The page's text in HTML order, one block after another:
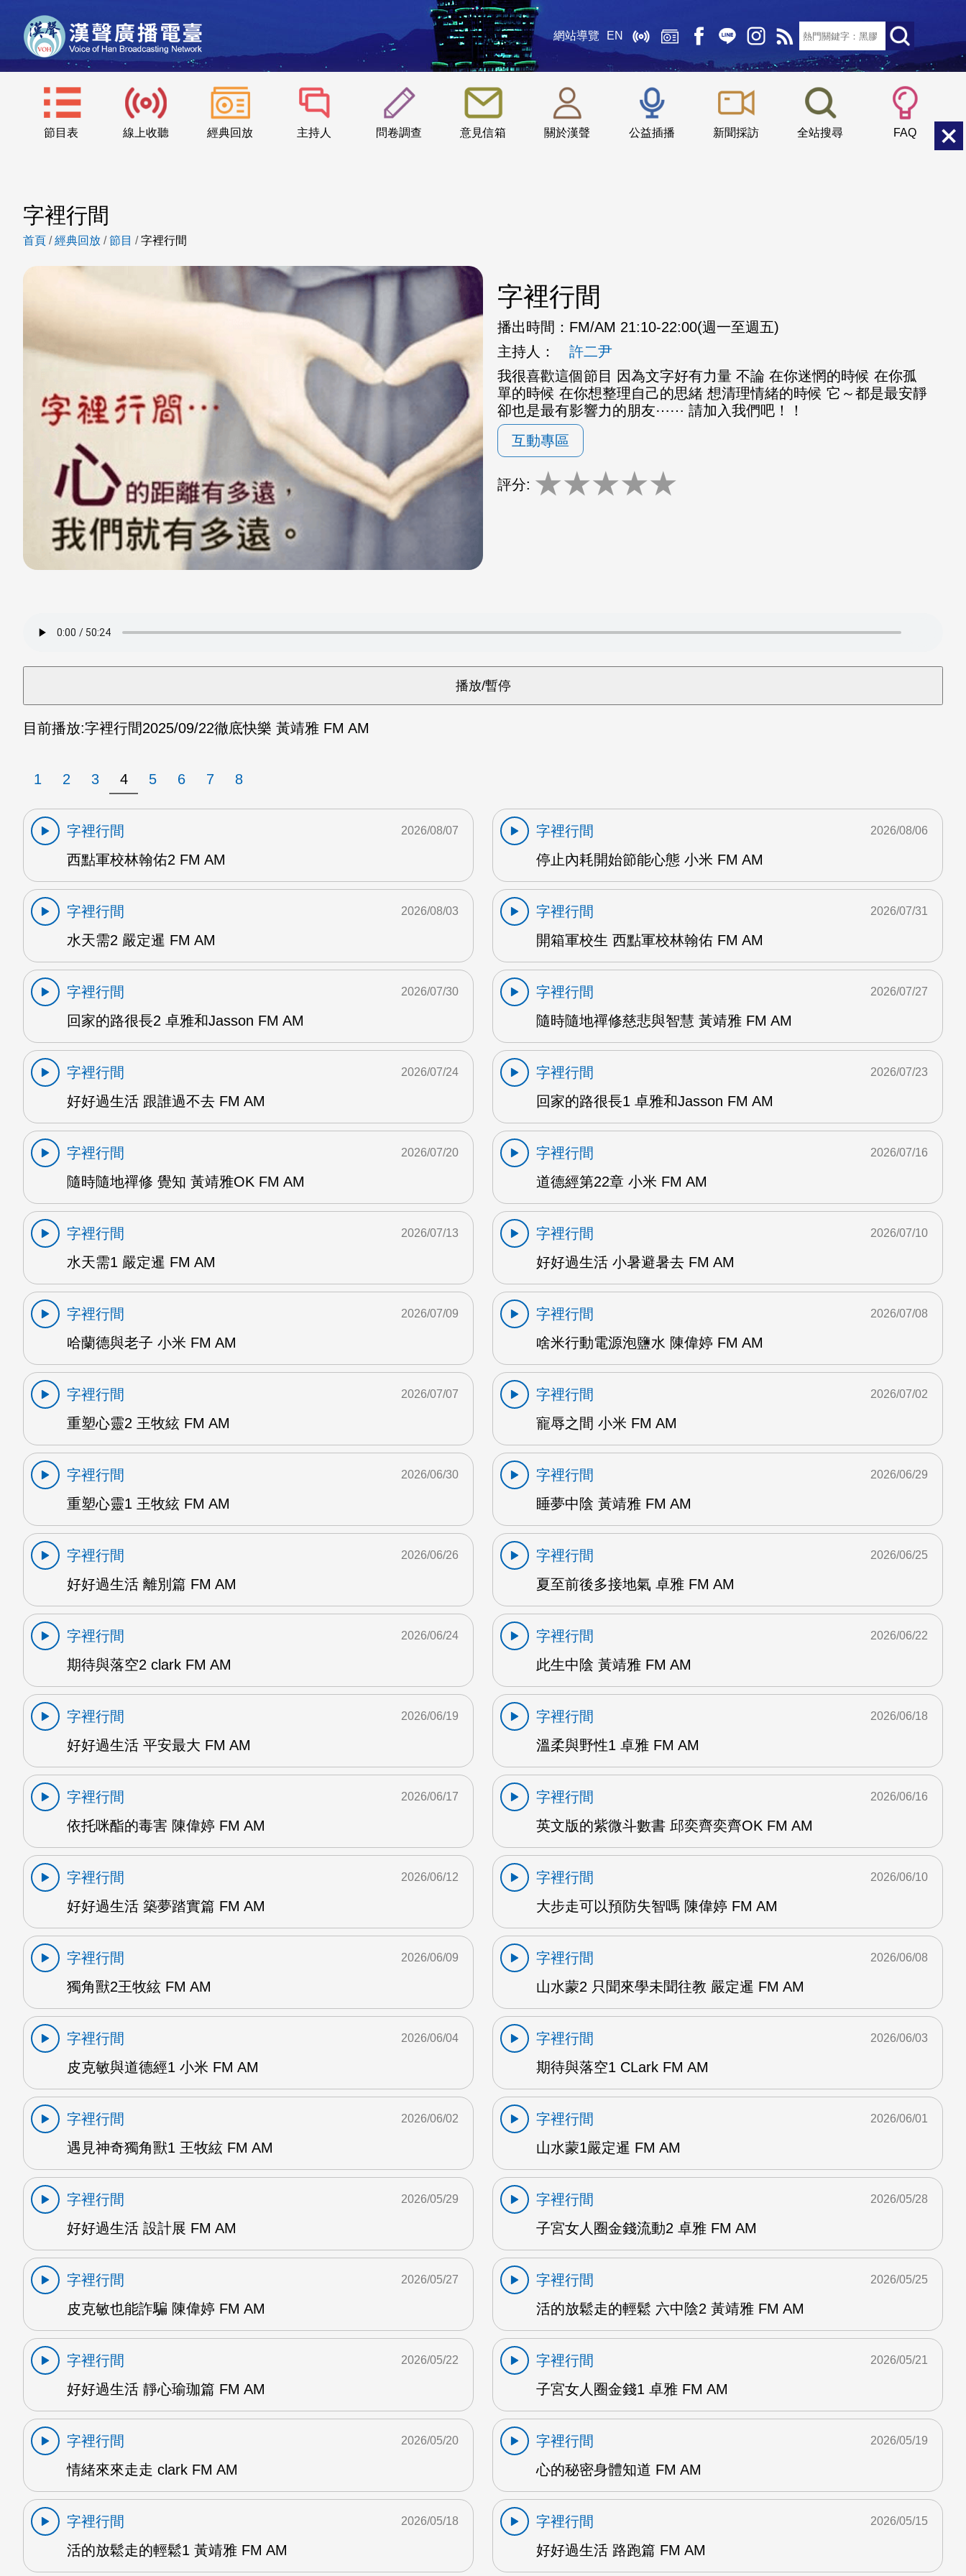
網站導覽 EN
節目表 線上收聽 經典回放 主持人 問卷調查 意見信箱 關於漢聲 公益插播 新聞採訪 全站搜尋 FAQ
::: 小 中
字裡行間
首頁 /經典回放 /節目 /字裡行間
字裡行間
播出時間： FM/AM 21:10-22:00(週一至週五)
主持人：
許二尹
我很喜歡這個節目 因為文字好有力量 不論 在你迷惘的時候 在你孤
單的時候 在你想整理自己的思緒 想清理情緒的時候 它～都是最安靜
卻也是最有影響力的朋友⋯⋯ 請加入我們吧！！
互動專區
評分: ★★★★★
目前播放:字裡行間2025/09/22徹底快樂 黃靖雅 FM AM
1 2 3 4 5 6 7 8
字裡行間
西點軍校林翰佑2 FM AM
2026/08/07
字裡行間
停止內耗開始節能心態 小米 FM AM
2026/08/06
字裡行間
水天需2 嚴定暹 FM AM
2026/08/03
字裡行間
開箱軍校生 西點軍校林翰佑 FM AM
2026/07/31
字裡行間
回家的路很長2 卓雅和Jasson FM AM
2026/07/30
字裡行間
隨時隨地禪修慈悲與智慧 黃靖雅 FM AM
2026/07/27
字裡行間
好好過生活 跟誰過不去 FM AM
2026/07/24
字裡行間
回家的路很長1 卓雅和Jasson FM AM
2026/07/23
字裡行間
隨時隨地禪修 覺知 黃靖雅OK FM AM
2026/07/20
字裡行間
道德經第22章 小米 FM AM
2026/07/16
字裡行間
水天需1 嚴定暹 FM AM
2026/07/13
字裡行間
好好過生活 小暑避暑去 FM AM
2026/07/10
字裡行間
哈蘭德與老子 小米 FM AM
2026/07/09
字裡行間
啥米行動電源泡鹽水 陳偉婷 FM AM
2026/07/08
字裡行間
重塑心靈2 王牧絃 FM AM
2026/07/07
字裡行間
寵辱之間 小米 FM AM
2026/07/02
字裡行間
重塑心靈1 王牧絃 FM AM
2026/06/30
字裡行間
睡夢中陰 黃靖雅 FM AM
2026/06/29
字裡行間
好好過生活 離別篇 FM AM
2026/06/26
字裡行間
夏至前後多接地氣 卓雅 FM AM
2026/06/25
字裡行間
期待與落空2 clark FM AM
2026/06/24
字裡行間
此生中陰 黃靖雅 FM AM
2026/06/22
字裡行間
好好過生活 平安最大 FM AM
2026/06/19
字裡行間
溫柔與野性1 卓雅 FM AM
2026/06/18
字裡行間
依托咪酯的毒害 陳偉婷 FM AM
2026/06/17
字裡行間
英文版的紫微斗數書 邱奕齊奕齊OK FM AM
2026/06/16
字裡行間
好好過生活 築夢踏實篇 FM AM
2026/06/12
字裡行間
大步走可以預防失智嗎 陳偉婷 FM AM
2026/06/10
字裡行間
獨角獸2王牧絃 FM AM
2026/06/09
字裡行間
山水蒙2 只聞來學未聞往教 嚴定暹 FM AM
2026/06/08
字裡行間
皮克敏與道德經1 小米 FM AM
2026/06/04
字裡行間
期待與落空1 CLark FM AM
2026/06/03
字裡行間
遇見神奇獨角獸1 王牧絃 FM AM
2026/06/02
字裡行間
山水蒙1嚴定暹 FM AM
2026/06/01
字裡行間
好好過生活 設計展 FM AM
2026/05/29
字裡行間
子宮女人圈金錢流動2 卓雅 FM AM
2026/05/28
字裡行間
皮克敏也能詐騙 陳偉婷 FM AM
2026/05/27
字裡行間
活的放鬆走的輕鬆 六中陰2 黃靖雅 FM AM
2026/05/25
字裡行間
好好過生活 靜心瑜珈篇 FM AM
2026/05/22
字裡行間
子宮女人圈金錢1 卓雅 FM AM
2026/05/21
字裡行間
情緒來來走走 clark FM AM
2026/05/20
字裡行間
心的秘密身體知道 FM AM
2026/05/19
字裡行間
活的放鬆走的輕鬆1 黃靖雅 FM AM
2026/05/18
字裡行間
好好過生活 路跑篇 FM AM
2026/05/15